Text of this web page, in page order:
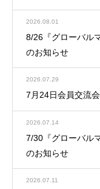
2026.08.01
8/26『グローバル
のお知らせ
2026.07.29
7月24日会員交流
2026.07.14
7/30『グローバル
のお知らせ
2026.07.11